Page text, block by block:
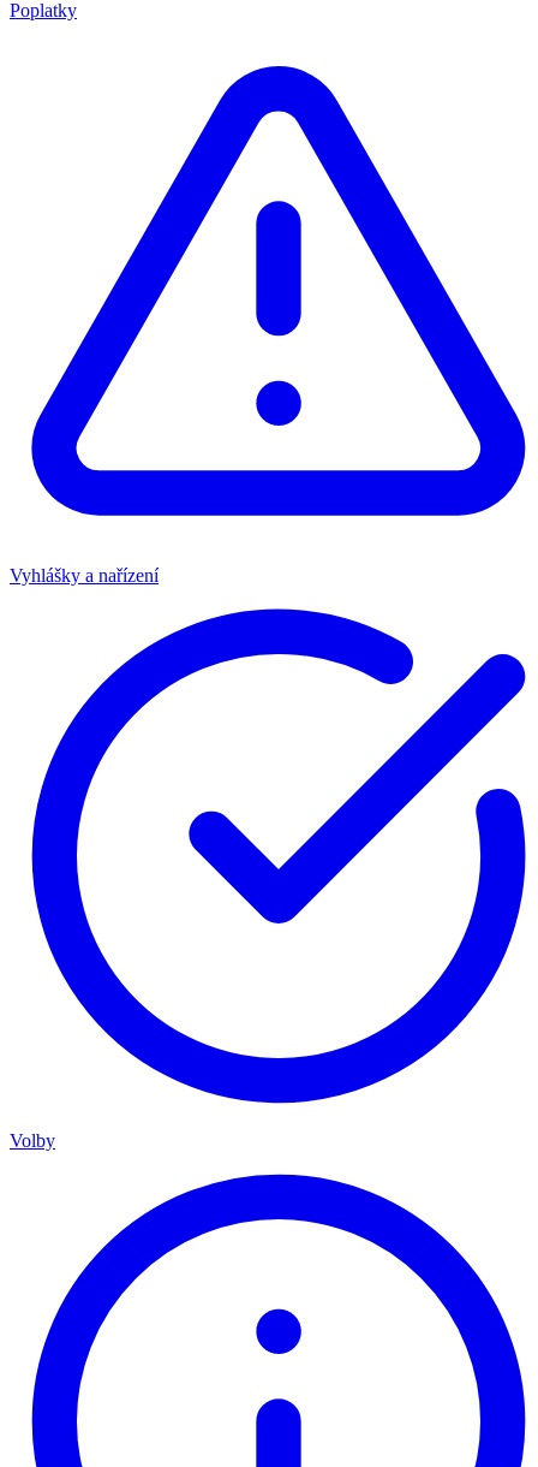
Poplatky
Vyhlášky a nařízení
Volby